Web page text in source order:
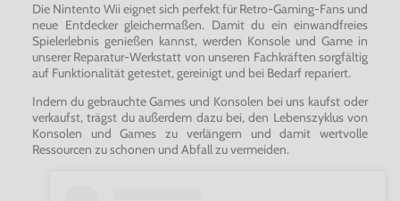
Die Nintento Wii eignet sich perfekt für Retro-Gaming-Fans und
neue Entdecker gleichermaßen. Damit du ein einwandfreies
Spielerlebnis genießen kannst, werden Konsole und Game in
unserer Reparatur-Werkstatt von unseren Fachkräften sorgfältig
auf Funktionalität getestet, gereinigt und bei Bedarf repariert.
Indem du gebrauchte Games und Konsolen bei uns kaufst oder
verkaufst, trägst du außerdem dazu bei, den Lebenszyklus von
Konsolen und Games zu verlängern und damit wertvolle
Ressourcen zu schonen und Abfall zu vermeiden.